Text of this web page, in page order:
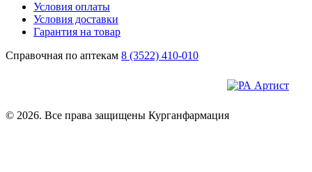
Условия оплаты
Условия доставки
Гарантия на товар
Справочная по аптекам 8 (3522) 410-010
© 2026. Все права защищены Курганфармация